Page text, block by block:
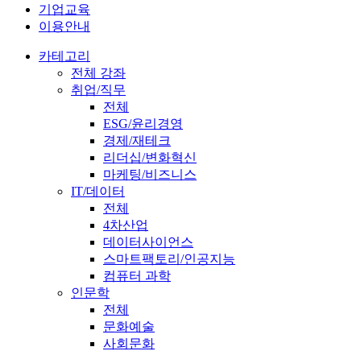
기업교육
이용안내
카테고리
전체 강좌
취업/직무
전체
ESG/윤리경영
경제/재테크
리더십/변화혁신
마케팅/비즈니스
IT/데이터
전체
4차산업
데이터사이언스
스마트팩토리/인공지능
컴퓨터 과학
인문학
전체
문화예술
사회문화